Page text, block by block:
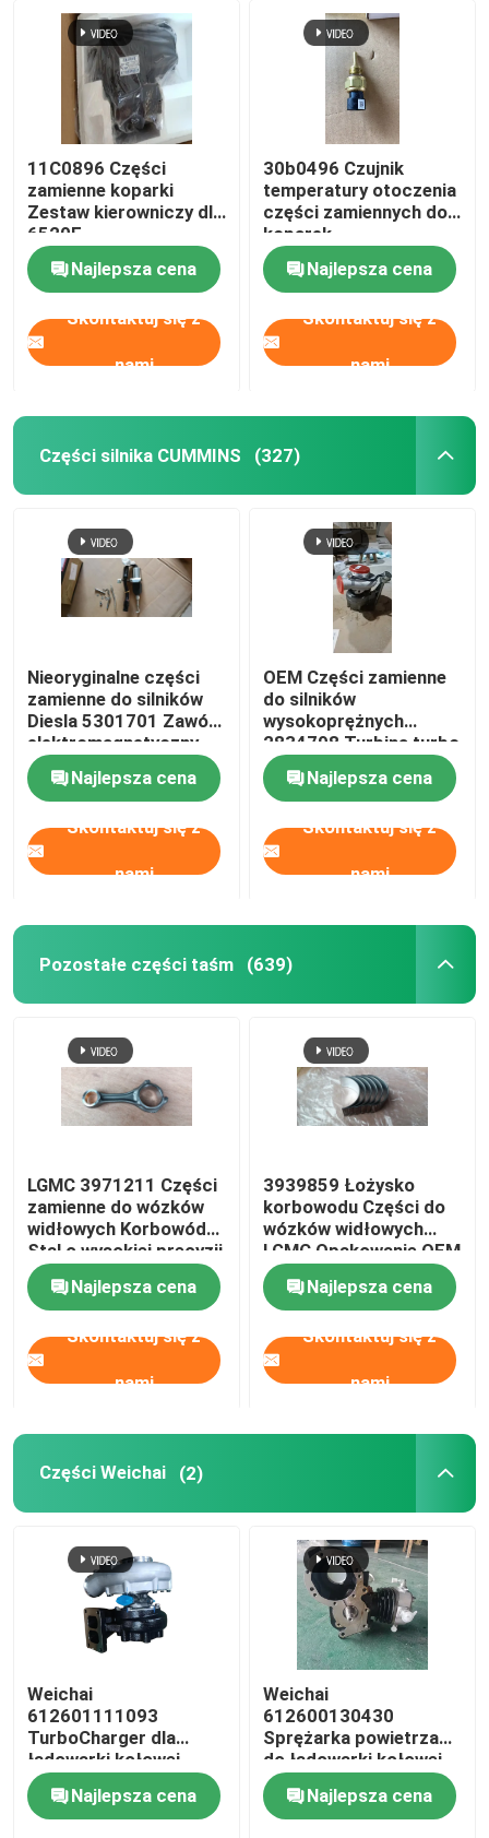
11C0896 Części
zamienne koparki
Zestaw kierowniczy dla
6520E
Najlepsza cena
Skontaktuj się z
nami
30b0496 Czujnik
temperatury otoczenia
części zamiennych do
koparek
Najlepsza cena
Skontaktuj się z
nami
Części silnika CUMMINS (327)
Nieoryginalne części
zamienne do silników
Diesla 5301701 Zawór
elektromagnetyczny
pompy paliwa
Najlepsza cena
Skontaktuj się z
nami
OEM Części zamienne
do silników
wysokoprężnych
2834798 Turbina turbo
Najlepsza cena
Skontaktuj się z
nami
Pozostałe części taśm (639)
LGMC 3971211 Części
zamienne do wózków
widłowych Korbowód
Stal o wysokiej precyzji
45
Najlepsza cena
Skontaktuj się z
nami
3939859 Łożysko
korbowodu Części do
wózków widłowych
LGMC Opakowanie OEM
Najlepsza cena
Skontaktuj się z
nami
Części Weichai (2)
Weichai
612601111093
TurboCharger dla
ładowarki kołowej
CLG856H、CLG862H、
LG953、LG956、
L956F、LW500FV、
Najlepsza cena
Weichai
612600130430
Sprężarka powietrza
do ładowarki kołowej
LIUGONG CLG855/856
Silnik wysokoprężny
WP12、WD12、
Najlepsza cena